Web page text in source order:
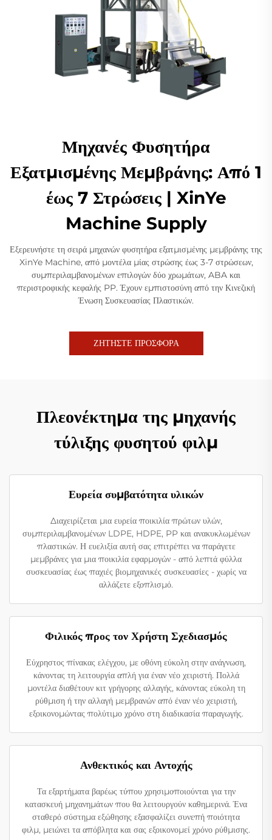
Μηχανές Φυσητήρα
Εξατμισμένης Μεμβράνης: Από 1
έως 7 Στρώσεις | XinYe
Machine Supply
Εξερευνήστε τη σειρά μηχανών φυσητήρα εξατμισμένης μεμβράνης της
XinYe Machine, από μοντέλα μίας στρώσης έως 3-7 στρώσεων,
συμπεριλαμβανομένων επιλογών δύο χρωμάτων, ABA και
περιστροφικής κεφαλής PP. Έχουν εμπιστοσύνη από την Κινεζική
Ένωση Συσκευασίας Πλαστικών.
ΖΗΤΗΣΤΕ ΠΡΟΣΦΟΡΑ
Πλεονέκτημα της μηχανής
τύλιξης φυσητού φιλμ
Ευρεία συμβατότητα υλικών
Διαχειρίζεται μια ευρεία ποικιλία πρώτων υλών,
συμπεριλαμβανομένων LDPE, HDPE, PP και ανακυκλωμένων
πλαστικών. Η ευελιξία αυτή σας επιτρέπει να παράγετε
μεμβράνες για μια ποικιλία εφαρμογών - από λεπτά φύλλα
συσκευασίας έως παχιές βιομηχανικές συσκευασίες - χωρίς να
αλλάζετε εξοπλισμό.
Φιλικός προς τον Χρήστη Σχεδιασμός
Εύχρηστος πίνακας ελέγχου, με οθόνη εύκολη στην ανάγνωση,
κάνοντας τη λειτουργία απλή για έναν νέο χειριστή. Πολλά
μοντέλα διαθέτουν κιτ γρήγορης αλλαγής, κάνοντας εύκολη τη
ρύθμιση ή την αλλαγή μεμβρανών από έναν νέο χειριστή,
εξοικονομώντας πολύτιμο χρόνο στη διαδικασία παραγωγής.
Ανθεκτικός και Αντοχής
Τα εξαρτήματα βαρέως τύπου χρησιμοποιούνται για την
κατασκευή μηχανημάτων που θα λειτουργούν καθημερινά. Ένα
σταθερό σύστημα εξώθησης εξασφαλίζει συνεπή ποιότητα
φιλμ, μειώνει τα απόβλητα και σας εξοικονομεί χρόνο ρύθμισης.